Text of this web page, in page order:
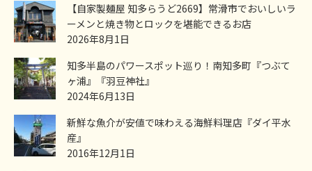
【自家製麺屋 知多らうど2669】常滑市でおいしいラ
ーメンと焼き物とロックを堪能できるお店
2026年8月1日
知多半島のパワースポット巡り！南知多町『つぶて
ヶ浦』『羽豆神社』
2024年6月13日
新鮮な魚介が安値で味わえる海鮮料理店『ダイ平水
産』
2016年12月1日